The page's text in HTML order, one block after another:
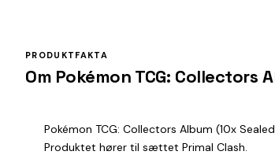
PRODUKTFAKTA
Om Pokémon TCG: Collectors
Pokémon TCG: Collectors Album (10x
Produktet hører til sættet Primal Clash.